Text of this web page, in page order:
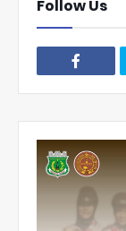
Follow Us